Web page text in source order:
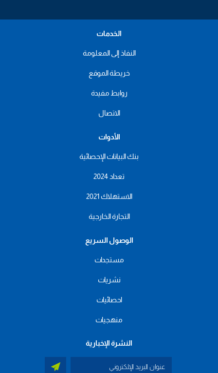
الخدمات
النفاذ إلى المعلومة
خريطة الموقع
روابط مفيدة
الاتصال
الأدوات
بنك البيانات الإحصائية
تعداد 2024
الاستهلاك 2021
التجارة الخارجية
الوصول السريع
مستجدات
نشريات
احصائيات
منهجيات
النشرة الإخبارية